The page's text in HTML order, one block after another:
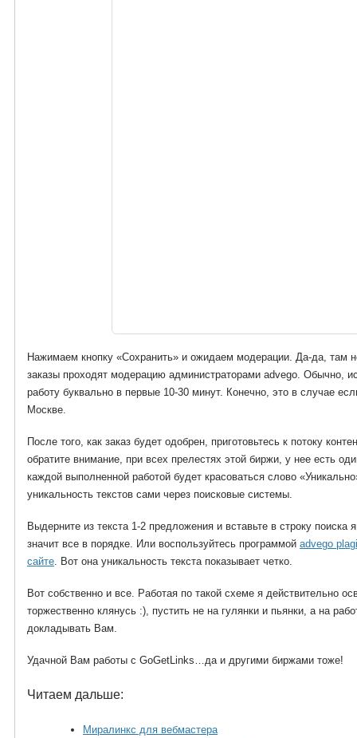
Нажимаем кнопку «Сохранить» и ожидаем модерации. Да-да, там
заказы проходят модерацию администраторами advego. Обычно,
работу буквально в первые 10-30 минут. Конечно, это в случае
Москве.
После того, как заказ будет одобрен, приготовьтесь к потоку
обратите внимание, при всех прелестях этой биржи, у нее есть
каждой выполненной работой будет красоваться слово
уникальность текстов сами через поисковые системы.
Выдерните из текста 1-2 предложения и вставьте в строку поиска
значит все в порядке. Или воспользуйтесь программой advego
сайте. Вот она уникальность текста показывает четко.
Вот собственно и все. Работая по такой схеме я действительно
торжественно клянусь :), пустить не на гулянки и пьянки, а на
докладывать Вам.
Удачной Вам работы с GoGetLinks…да и другими биржами тоже!
Читаем дальше:
Миралинкс для вебмастера